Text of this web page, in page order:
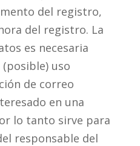
del registro,
del registro. La
es necesaria
uso
de correo
en una
lo tanto sirve para
responsable del